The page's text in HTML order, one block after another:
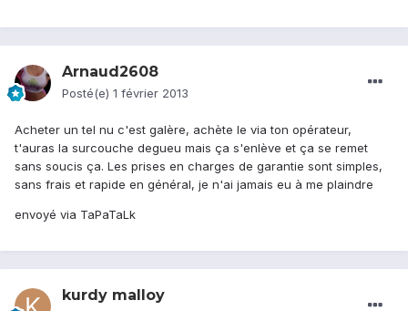
Arnaud2608
Posté(e) 1 février 2013
Acheter un tel nu c'est galère, achète le via ton opérateur,
t'auras la surcouche degueu mais ça s'enlève et ça se remet
sans soucis ça. Les prises en charges de garantie sont simples,
sans frais et rapide en général, je n'ai jamais eu à me plaindre
envoyé via TaPaTaLk
kurdy malloy